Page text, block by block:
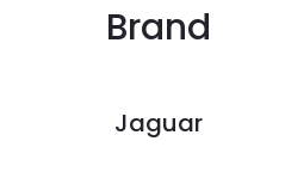
Brand
Jaguar